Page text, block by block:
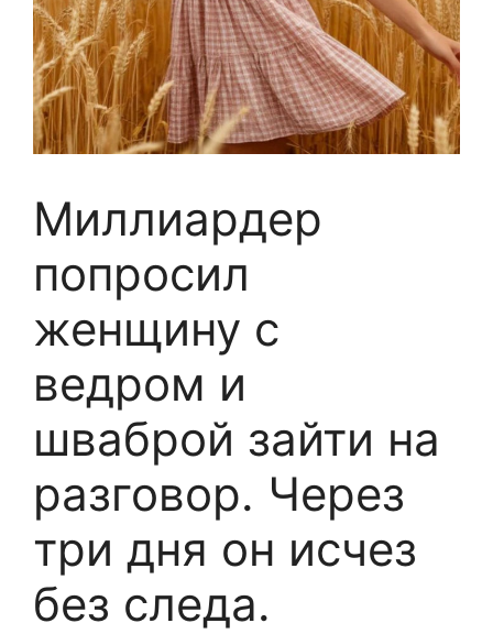
Миллиардер
попросил
женщину с
ведром и
шваброй зайти на
разговор. Через
три дня он исчез
без следа.